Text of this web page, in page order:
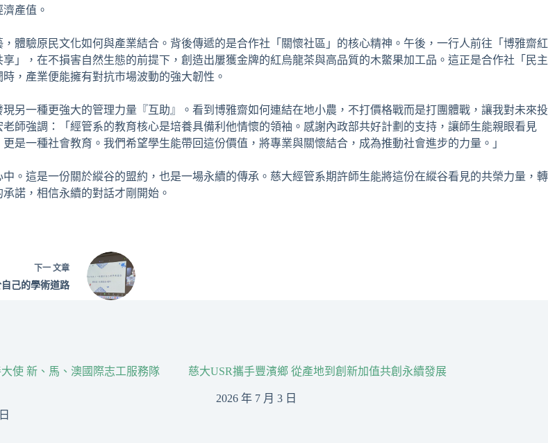
產值。
體驗原民文化如何與產業結合。背後傳遞的是合作社「關懷社區」的核心精神。午後，一行人前往「博雅齋紅
」，在不損害自然生態的前提下，創造出屢獲金牌的紅烏龍茶與高品質的木鱉果加工品。這正是合作社「民主
，產業便能擁有對抗市場波動的強大韌性。
另一種更強大的管理力量『互助』。看到博雅齋如何連結在地小農，不打價格戰而是打團體戰，讓我對未來投
師強調：「經管系的教育核心是培養具備利他情懷的領袖。感謝內政部共好計劃的支持，讓師生能親眼看見
是一種社會教育。我們希望學生能帶回這份價值，將專業與關懷結合，成為推動社會進步的力量。」
。這是一份關於縱谷的盟約，也是一場永續的傳承。慈大經管系期許師生能將這份在縱谷看見的共榮力量，轉
諾，相信永續的對話才剛開始。
下一 文章
己的學術道路
使 新、馬、澳國際志工服務隊
慈大USR攜手豐濱鄉 從產地到創新加值共創永續發展
2026 年 7 月 3 日